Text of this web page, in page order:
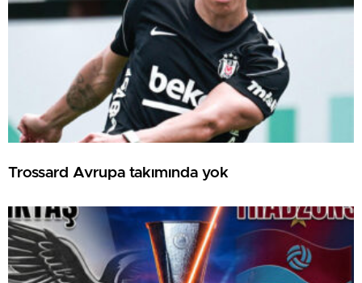
Trossard Avrupa takımında yok